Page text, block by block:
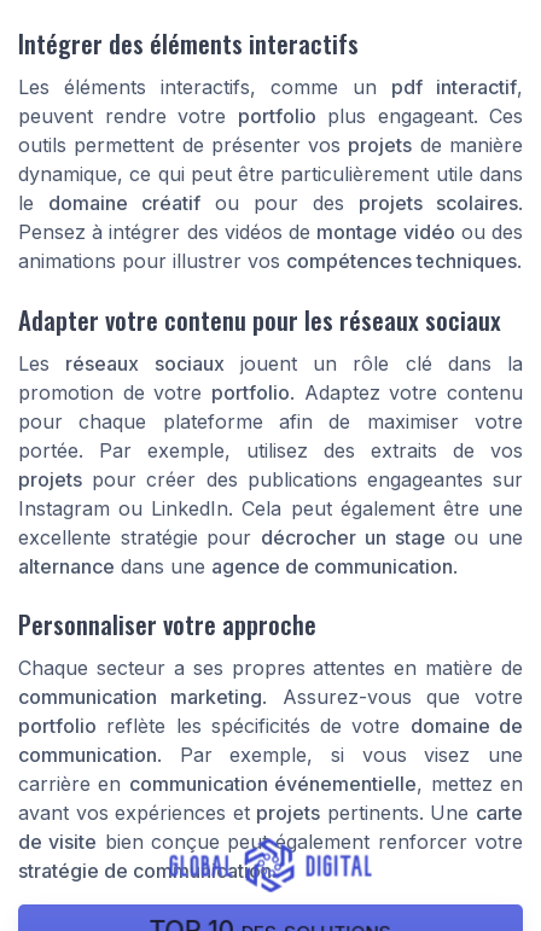
Intégrer des éléments interactifs
Les éléments interactifs, comme un pdf interactif,
peuvent rendre votre portfolio plus engageant. Ces
outils permettent de présenter vos projets de manière
dynamique, ce qui peut être particulièrement utile dans
le domaine créatif ou pour des projets scolaires.
Pensez à intégrer des vidéos de montage vidéo ou des
animations pour illustrer vos compétences techniques.
Adapter votre contenu pour les réseaux sociaux
Les réseaux sociaux jouent un rôle clé dans la
promotion de votre portfolio. Adaptez votre contenu
pour chaque plateforme afin de maximiser votre
portée. Par exemple, utilisez des extraits de vos
projets pour créer des publications engageantes sur
Instagram ou LinkedIn. Cela peut également être une
excellente stratégie pour décrocher un stage ou une
alternance dans une agence de communication.
Personnaliser votre approche
Chaque secteur a ses propres attentes en matière de
communication marketing. Assurez-vous que votre
portfolio reflète les spécificités de votre domaine de
communication. Par exemple, si vous visez une
carrière en communication événementielle, mettez en
avant vos expériences et projets pertinents. Une carte
de visite bien conçue peut également renforcer votre
stratégie de communication.